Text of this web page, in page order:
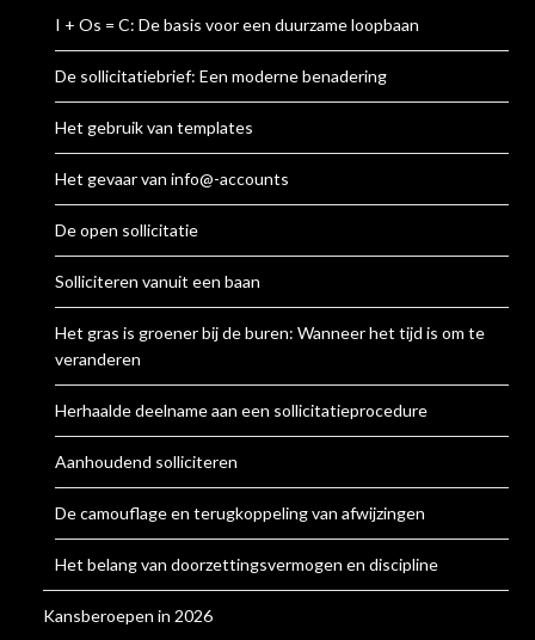
I + Os = C: De basis voor een duurzame loopbaan
De sollicitatiebrief: Een moderne benadering
Het gebruik van templates
Het gevaar van info@-accounts
De open sollicitatie
Solliciteren vanuit een baan
Het gras is groener bij de buren: Wanneer het tijd is om te
veranderen
Herhaalde deelname aan een sollicitatieprocedure
Aanhoudend solliciteren
De camouflage en terugkoppeling van afwijzingen
Het belang van doorzettingsvermogen en discipline
Kansberoepen in 2026